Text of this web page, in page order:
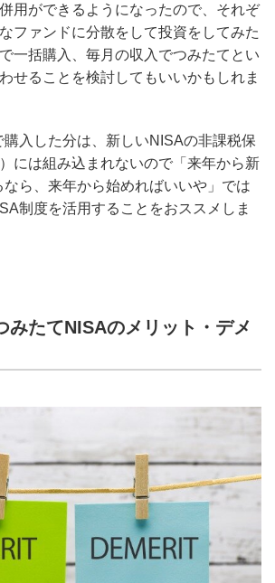
用ができるようになったので、それぞ
ファンドに分散をして投資をしてみた
一括購入、毎月の収入でつみたてとい
せることを検討してもいいかもしれま
入した分は、新しいNISAの非課税保
には組み込まれないので「来年から新
なら、来年から始めればいいや」では
制度を活用することをおススメしま
みたてNISAのメリット・デメ